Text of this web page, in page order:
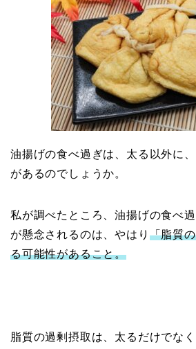
油揚げの食べ過ぎは、太る以外に
があるのでしょうか。
私が調べたところ、油揚げの食べ
が懸念されるのは、やはり 「脂質
る可能性があること。
脂質の過剰摂取は、太るだけでなく